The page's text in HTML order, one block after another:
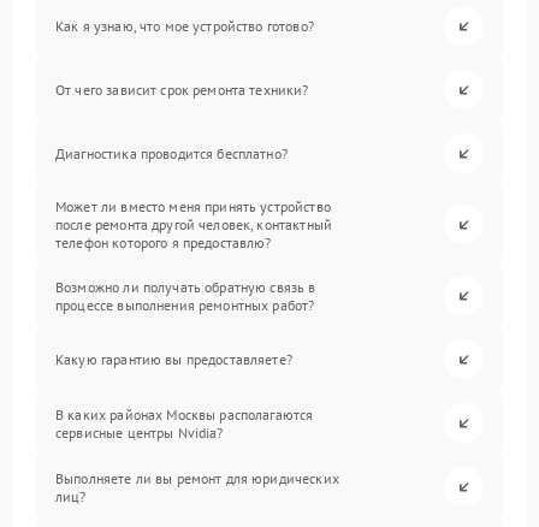
Как я узнаю, что мое устройство готово?
От чего зависит срок ремонта техники?
Диагностика проводится бесплатно?
Может ли вместо меня принять устройство
после ремонта другой человек, контактный
телефон которого я предоставлю?
Возможно ли получать обратную связь в
процессе выполнения ремонтных работ?
Какую гарантию вы предоставляете?
В каких районах Москвы располагаются
сервисные центры Nvidia?
Выполняете ли вы ремонт для юридических
лиц?